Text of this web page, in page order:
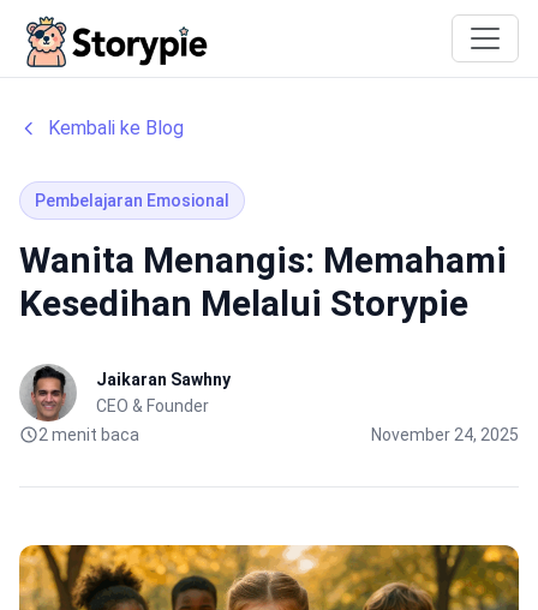
Kembali ke Blog
Pembelajaran Emosional
Wanita Menangis: Memahami
Kesedihan Melalui Storypie
Jaikaran Sawhny
CEO & Founder
2 menit baca
November 24, 2025